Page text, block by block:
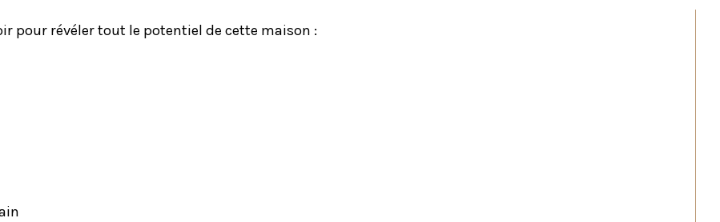
pour révéler tout le potentiel de cette maison :